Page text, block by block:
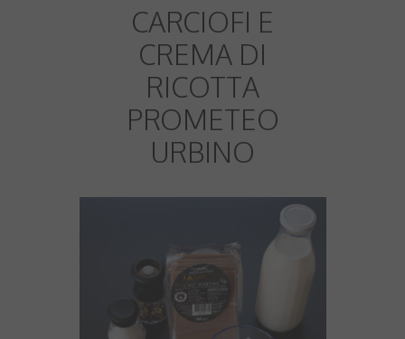
CARCIOFI E
CREMA DI
RICOTTA
PROMETEO
URBINO